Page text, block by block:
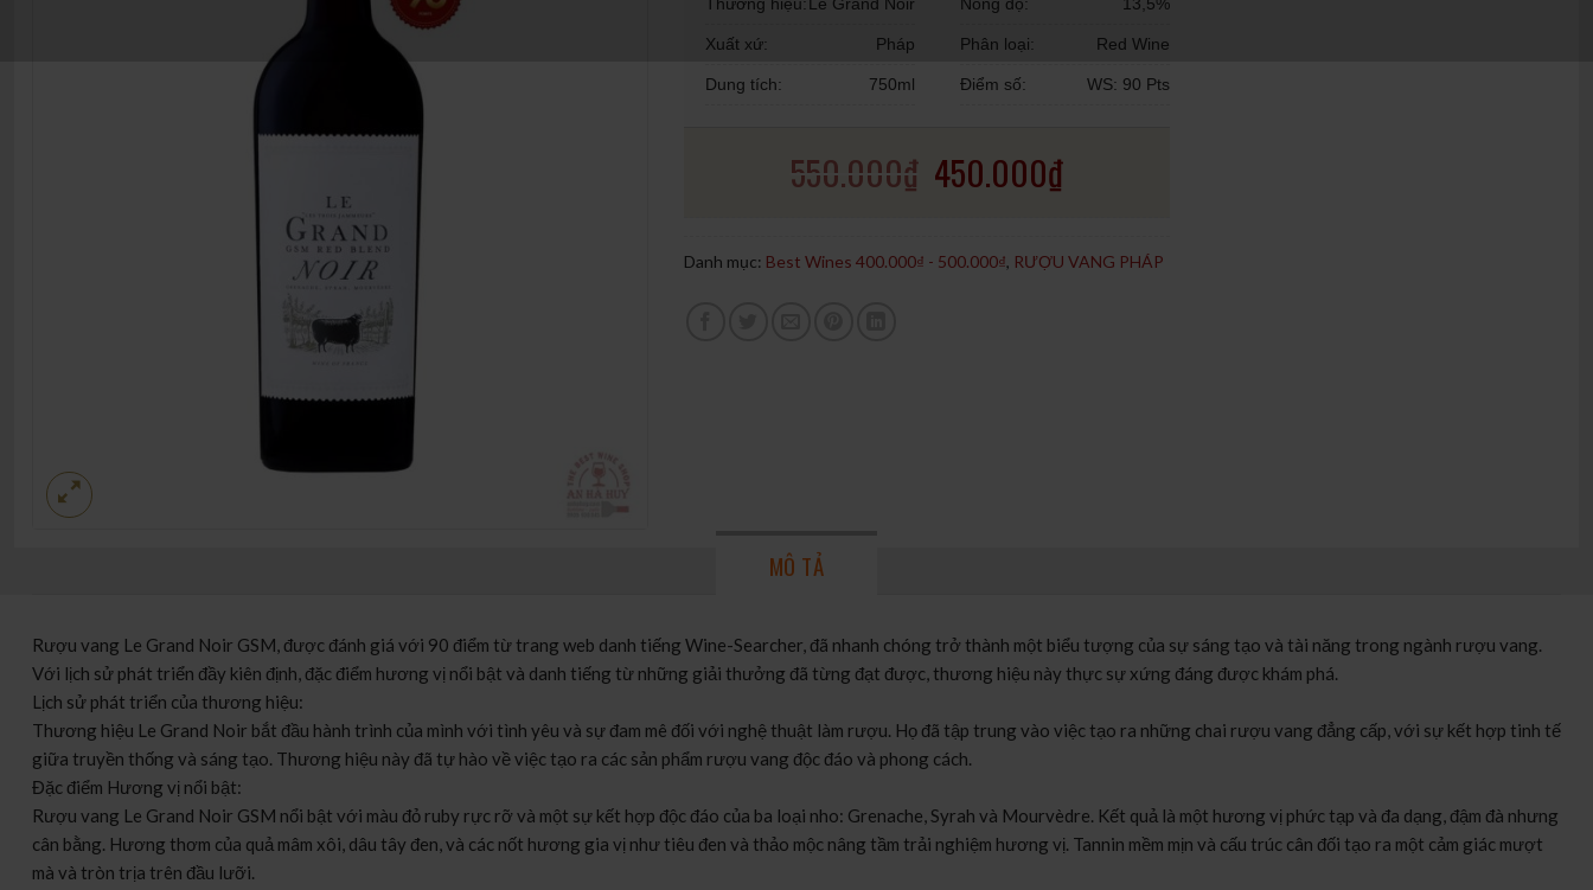
Xuất xứ: Pháp
Dung tích: 750ml
Phân loại: Red Wine
Điểm số: WS: 90 Pts
550.000₫ 450.000₫
Danh mục: Best Wines 400.000₫ - 500.000₫, RƯỢU VANG PHÁP
MÔ TẢ
Rượu vang Le Grand Noir GSM, được đánh giá với 90 điểm từ trang web danh tiếng Wine-Searcher, đã nhanh chóng trở thành một biểu tượng của sự sáng tạo và tài năng trong ngành rượu vang.
Với lịch sử phát triển đầy kiên định, đặc điểm hương vị nổi bật và danh tiếng từ những giải thưởng đã từng đạt được, thương hiệu này thực sự xứng đáng được khám phá.
Lịch sử phát triển của thương hiệu:
Thương hiệu Le Grand Noir bắt đầu hành trình của mình với tình yêu và sự đam mê đối với nghệ thuật làm rượu. Họ đã tập trung vào việc tạo ra những chai rượu vang đẳng cấp, với sự kết hợp tinh tế
giữa truyền thống và sáng tạo. Thương hiệu này đã tự hào về việc tạo ra các sản phẩm rượu vang độc đáo và phong cách.
Đặc điểm Hương vị nổi bật:
Rượu vang Le Grand Noir GSM nổi bật với màu đỏ ruby rực rỡ và một sự kết hợp độc đáo của ba loại nho: Grenache, Syrah và Mourvèdre. Kết quả là một hương vị phức tạp và đa dạng, đậm đà nhưng
cân bằng. Hương thơm của quả mâm xôi, dâu tây đen, và các nốt hương gia vị như tiêu đen và thảo mộc nâng tầm trải nghiệm hương vị. Tannin mềm mịn và cấu trúc cân đối tạo ra một cảm giác mượt
mà và tròn trịa trên đầu lưỡi.